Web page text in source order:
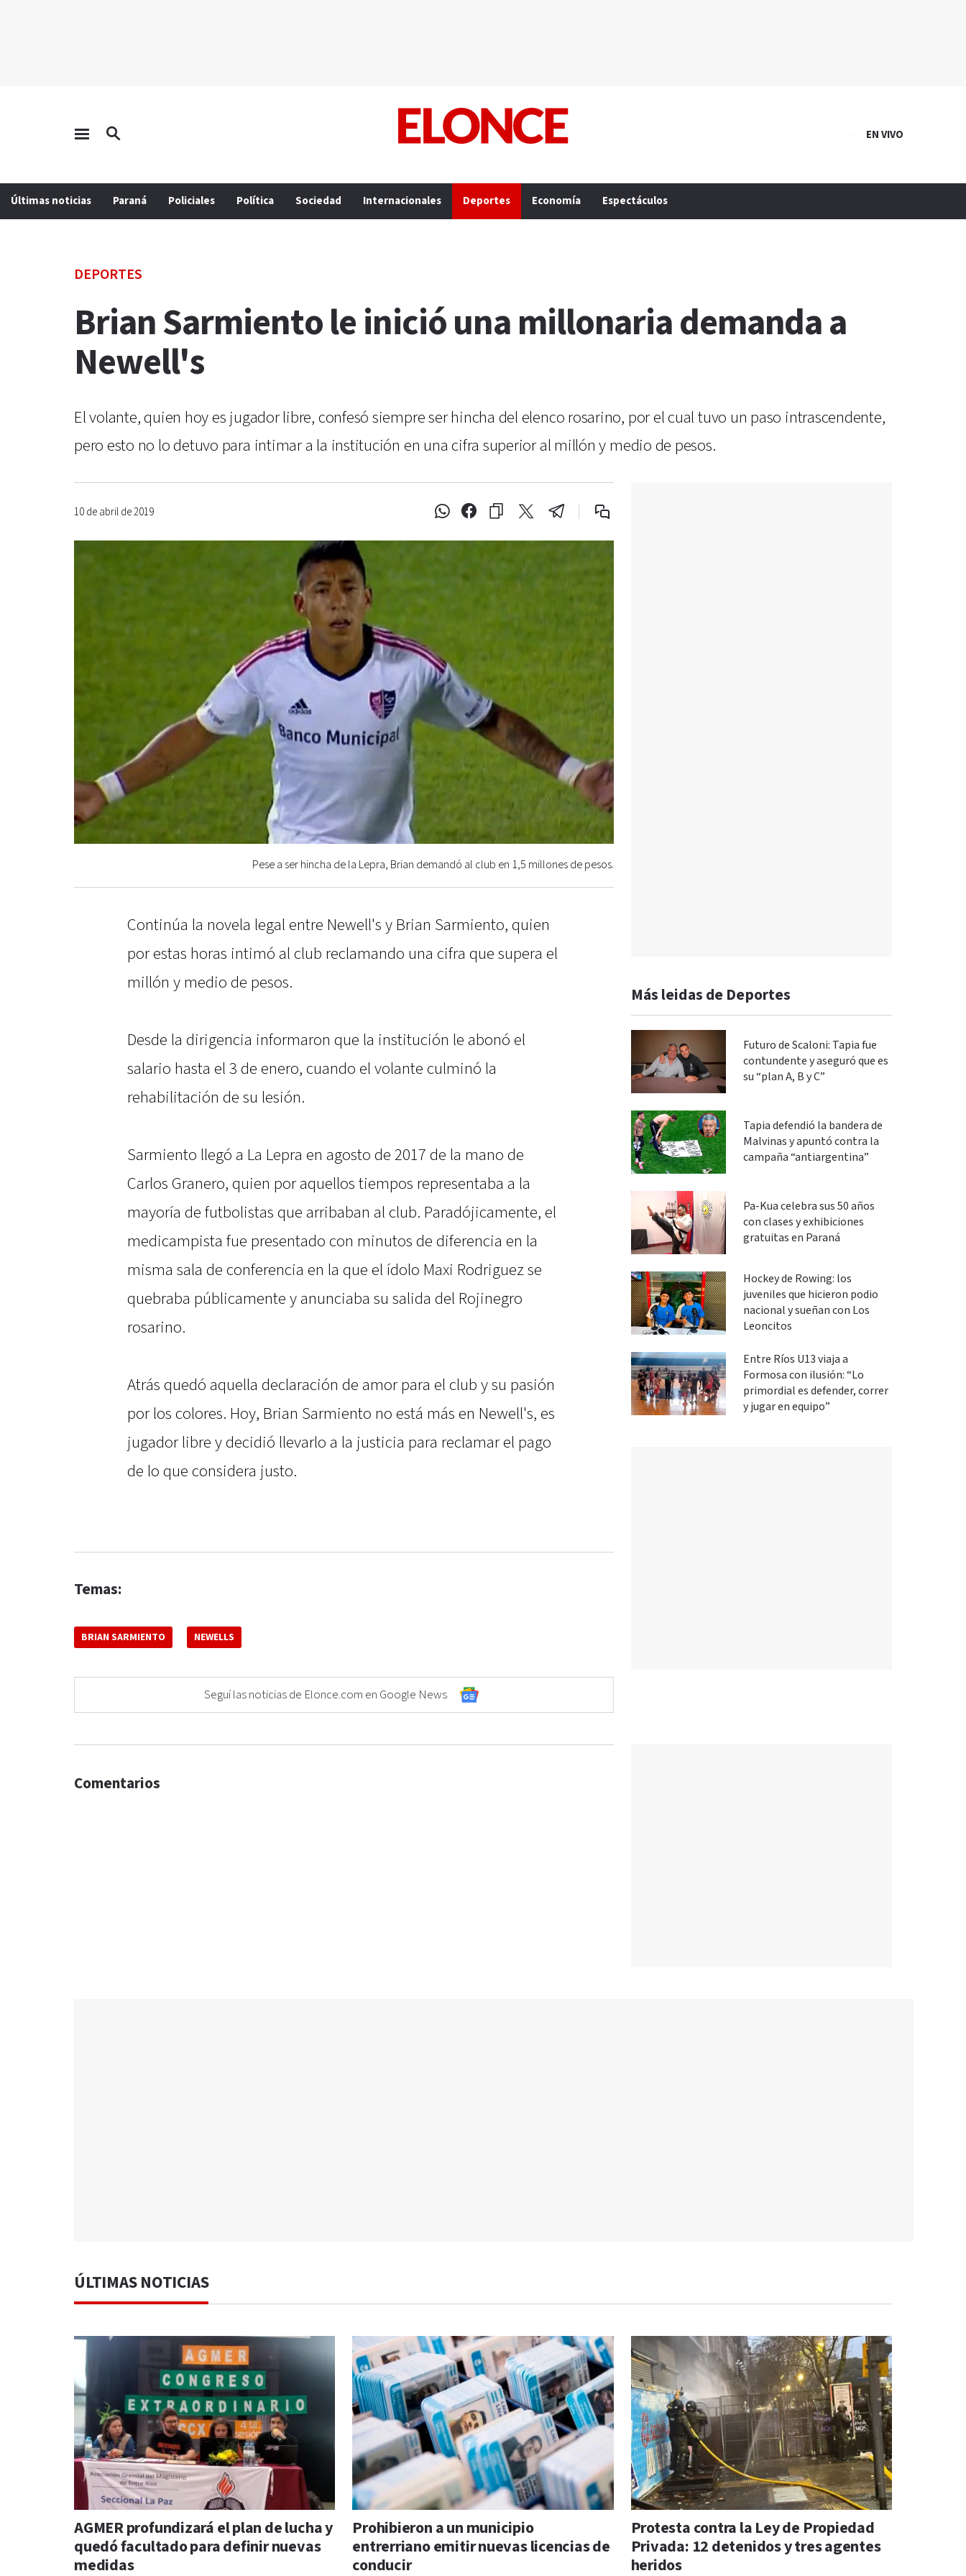
EN VIVO
Últimas noticias Paraná Policiales Política Sociedad Internacionales Deportes Economía Espectáculos
DEPORTES
Brian Sarmiento le inició una millonaria demanda a
Newell's
El volante, quien hoy es jugador libre, confesó siempre ser hincha del elenco rosarino, por el cual tuvo un paso intrascendente,
pero esto no lo detuvo para intimar a la institución en una cifra superior al millón y medio de pesos.
10 de abril de 2019
Pese a ser hincha de la Lepra, Brian demandó al club en 1,5 millones de pesos.
Continúa la novela legal entre Newell's y Brian Sarmiento, quien
por estas horas intimó al club reclamando una cifra que supera el
millón y medio de pesos.
Desde la dirigencia informaron que la institución le abonó el
salario hasta el 3 de enero, cuando el volante culminó la
rehabilitación de su lesión.
Sarmiento llegó a La Lepra en agosto de 2017 de la mano de
Carlos Granero, quien por aquellos tiempos representaba a la
mayoría de futbolistas que arribaban al club. Paradójicamente, el
medicampista fue presentado con minutos de diferencia en la
misma sala de conferencia en la que el ídolo Maxi Rodriguez se
quebraba públicamente y anunciaba su salida del Rojinegro
rosarino.
Atrás quedó aquella declaración de amor para el club y su pasión
por los colores. Hoy, Brian Sarmiento no está más en Newell's, es
jugador libre y decidió llevarlo a la justicia para reclamar el pago
de lo que considera justo.
Temas:
BRIAN SARMIENTO NEWELLS
Seguí las noticias de Elonce.com en Google News
Más leidas de Deportes
Futuro de Scaloni: Tapia fue
contundente y aseguró que es
su “plan A, B y C”
Tapia defendió la bandera de
Malvinas y apuntó contra la
campaña “antiargentina”
Pa-Kua celebra sus 50 años
con clases y exhibiciones
gratuitas en Paraná
Hockey de Rowing: los
juveniles que hicieron podio
nacional y sueñan con Los
Leoncitos
Entre Ríos U13 viaja a
Formosa con ilusión: “Lo
primordial es defender, correr
y jugar en equipo”
Comentarios
ÚLTIMAS NOTICIAS
AGMER profundizará el plan de lucha y
quedó facultado para definir nuevas
medidas
Prohibieron a un municipio
entrerriano emitir nuevas licencias de
conducir
Protesta contra la Ley de Propiedad
Privada: 12 detenidos y tres agentes
heridos